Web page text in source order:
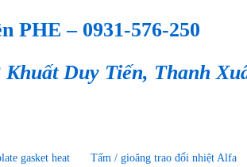
PHE – 0931-576-250
Khuất Duy Tiến, Thanh
gasket heat
Tấm / gioăng trao đổi nhiệt Alfa